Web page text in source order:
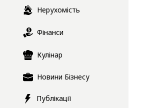
Нерухомість
Фінанси
Кулінар
Новини Бізнесу
Публікації